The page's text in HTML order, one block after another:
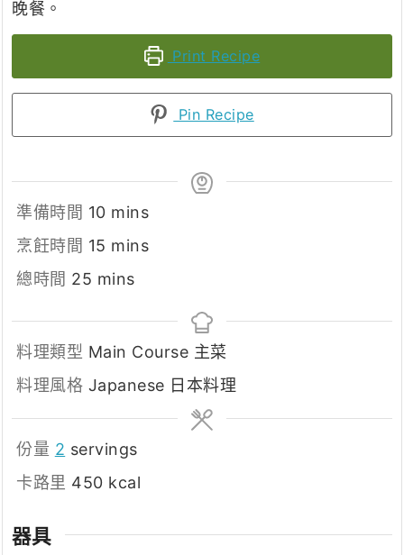
晚餐。
Print Recipe
Pin Recipe
準備時間 10minutes
mins
烹飪時間 15 minutes
mins
總時間 25 minutes
mins
料理類型 Main Course 主菜
料理風格 Japanese 日本料理
份量 2 servings
卡路里 450 kcal
器具